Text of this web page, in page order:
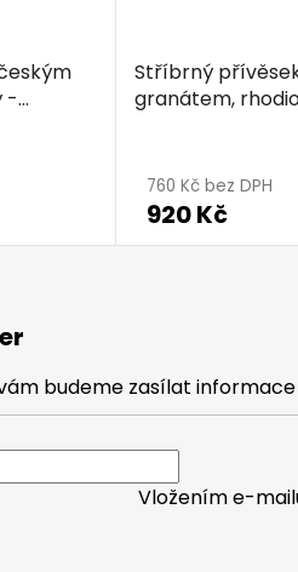
-
Stříbrný
granátem,
760 Kč bez DPH
920 Kč
budeme zasílat
Vložením e-